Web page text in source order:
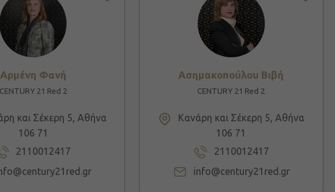
Αρμένη Φανή
21 Red 2
και Σέκερη 5, Αθήνα
106 71
2110012417
Ασημακοπούλου Βιβή
CENTURY 21 Red 2
Κανάρη και Σέκερη 5, Αθήνα
106 71
2110012417
info@century21red.gr